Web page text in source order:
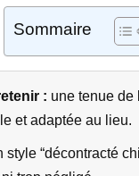
Sommaire
: une tenue de
et adaptée au lieu.
style “décontracté